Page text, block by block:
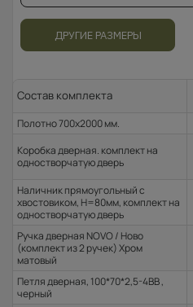
ДРУГИЕ РАЗМЕРЫ
Состав комплекта
Полотно 700x2000 мм.
Коробка дверная. комплект на
одностворчатую дверь
Наличник прямоугольный с
хвостовиком, H=80мм, комплект на
одностворчатую дверь
Ручка дверная NOVO / Ново
(комплект из 2 ручек) Хром
матовый
Петля дверная, 100*70*2,5-4ВВ ,
черный